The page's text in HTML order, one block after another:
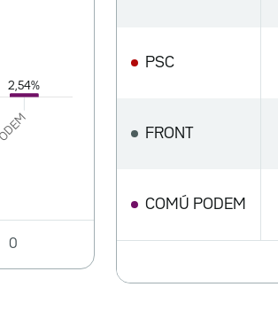
0
PSC
FRONT
COMÚ PODEM